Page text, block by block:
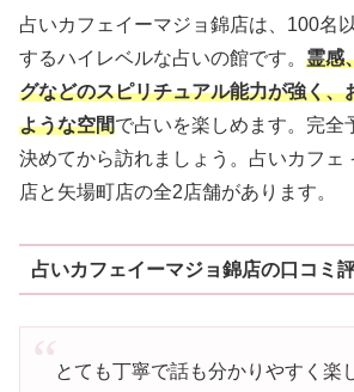
占いカフェイーマジョ錦店は、100名
するハイレベルな占いの館です。 霊感
グなどのスピリチュアル能力が強く、
ような空間で占いを楽しめます。完全
決めてから訪れましょう。占いカフェ
店と矢場町店の全2店舗があります。
占いカフェイーマジョ錦店の口コミ
とても丁寧で話も分かりやすく楽